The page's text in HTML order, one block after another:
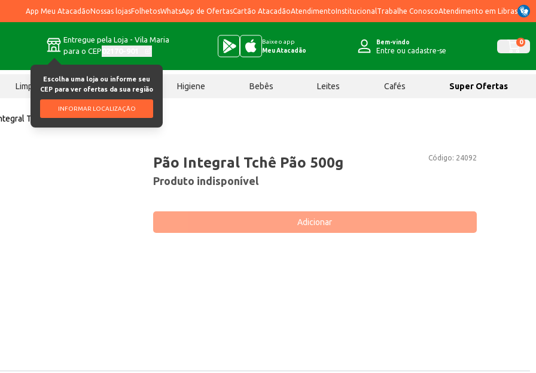
App Meu AtacadãoNossas lojasFolhetosWhatsApp de OfertasCartão AtacadãoAtendimentoInstitucional Trabalhe ConoscoAtendimento em Libras
Entregue pela Loja - Vila Maria
para o CEP
Escolha uma loja ou informe seu
CEP para ver ofertas da sua região
INFORMAR LOCALIZAÇÃO
Baixe o app
Meu Atacadão
Bem-vindo
Entre ou cadastre-se
0
Limpeza Chocolates Higiene Bebês Leites Cafés Super Ofertas
Tchê Pão 500g
Código: 24092
Pão Integral Tchê Pão 500g
Produto indisponível
Adicionar